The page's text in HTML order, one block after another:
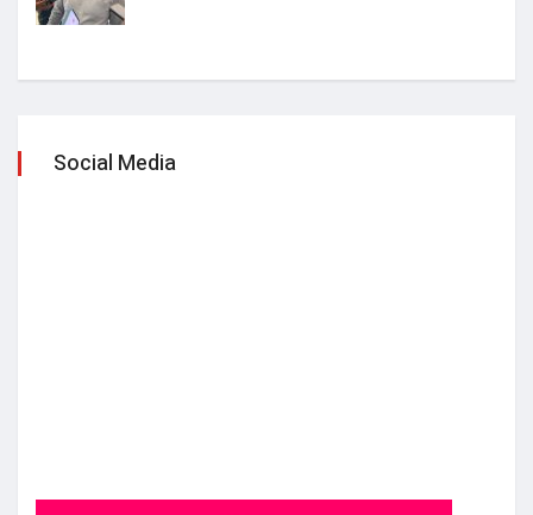
Social Media